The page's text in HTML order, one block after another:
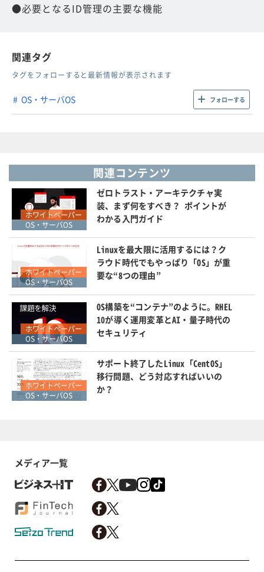
●必要となるID管理の主要な機能
関連タグ
タグをフォローすると最新情報が表示されます
OS・サーバOS フォローする
関連コンテンツ
ホワイトペーパー
OS・サーバOS
ゼロトラスト・アーキテクチャ実
装、まず何をすべき？ ポイントが
わかる入門ガイド
ホワイトペーパー
OS・サーバOS
Linuxを最大限に活用するには？ク
ラウド時代でもやっぱり「OS」が重
要な“8つの理由”
ホワイトペーパー
OS・サーバOS
OS構築を“コンテナ”のように。RHEL
10が導く運用変革とAI・量子時代の
セキュリティ
ホワイトペーパー
OS・サーバOS
サポート終了したLinux「CentOS」
移行問題、どう対応すればいいの
か？
メディア一覧